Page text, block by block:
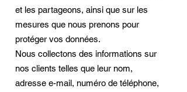
et les partageons, ainsi que sur les
mesures que nous prenons pour
protéger vos données.
Nous collectons des informations sur
nos clients telles que leur nom,
adresse e-mail, numéro de téléphone,